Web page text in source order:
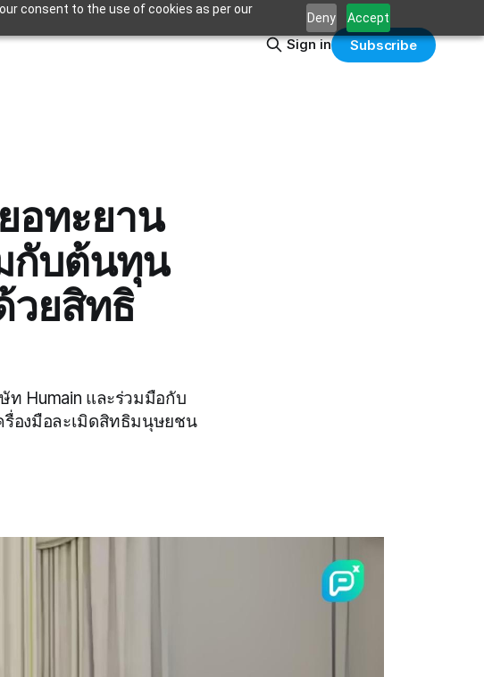
consent to the use of cookies as per our
Deny Accept
Sign in Subscribe
อทะยาน
กับต้นทุน
ยสิทธิ
Humain และร่วมมือกับ
รื่องมือละเมิดสิทธิมนุษยชน